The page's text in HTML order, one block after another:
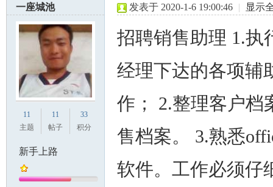
一座城池
11
主题
11
帖子
33
积分
新手上路
发表于 2020-1-6 19:00:46 | 显示
招聘销售助理 1.执
经理下达的各项辅
作； 2.整理客户档
售档案。 3.熟悉
软件。工作必须仔